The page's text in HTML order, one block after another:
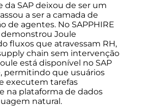
da SAP deixou de ser um
a ser a camada de
de agentes. No SAPPHIRE
demonstrou Joule
fluxos que atravessam RH,
chain sem intervenção
está disponível no SAP
permitindo que usuários
executem tarefas
na plataforma de dados
natural.